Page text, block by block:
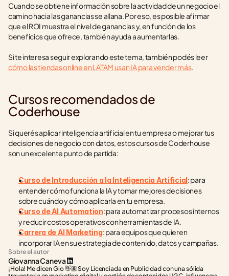
Cuando se obtiene información sobre la actividad de un negocio el
camino hacia las ganancias se allana. Por eso, es posible afirmar
que el ROI muestra el nivel de ganancias y, en función de los
beneficios que ofrece, también ayuda a aumentarlas.
Si te interesa seguir explorando este tema, también podés leer
cómo las tiendas online en LATAM usan IA para vender más.
Cursos recomendados de
Coderhouse
Si querés aplicar inteligencia artificial en tu empresa o mejorar tus
decisiones de negocio con datos, estos cursos de Coderhouse
son un excelente punto de partida:
Curso de Introducción a la Inteligencia Artificial: para
entender cómo funciona la IA y tomar mejores decisiones
sobre cuándo y cómo aplicarla en tu empresa.
Curso de AI Automation: para automatizar procesos internos
y reducir costos operativos con herramientas de IA.
Carrera de AI Marketing: para equipos que quieren
incorporar IA en su estrategia de contenido, datos y campañas.
Sobre el autor
Giovanna Caneva
¡Hola! Me dicen Gio 👋🏽 Soy Licenciada en Publicidad con una sólida